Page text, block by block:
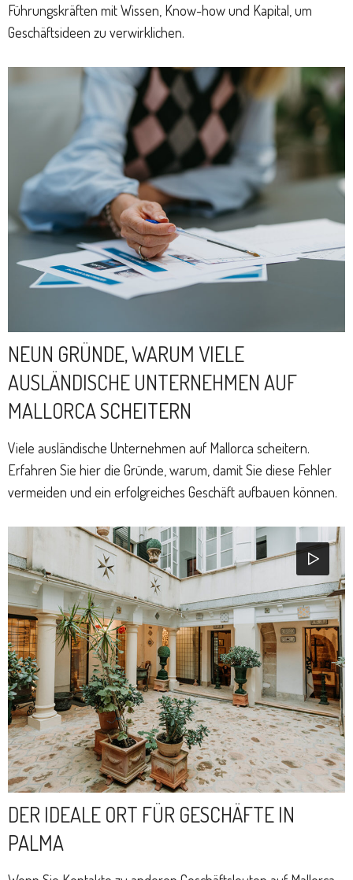
Führungskräften mit Wissen, Know-how und Kapital, um
Geschäftsideen zu verwirklichen.
NEUN GRÜNDE, WARUM VIELE
AUSLÄNDISCHE UNTERNEHMEN AUF
MALLORCA SCHEITERN
Viele ausländische Unternehmen auf Mallorca scheitern.
Erfahren Sie hier die Gründe, warum, damit Sie diese Fehler
vermeiden und ein erfolgreiches Geschäft aufbauen können.
DER IDEALE ORT FÜR GESCHÄFTE IN
PALMA